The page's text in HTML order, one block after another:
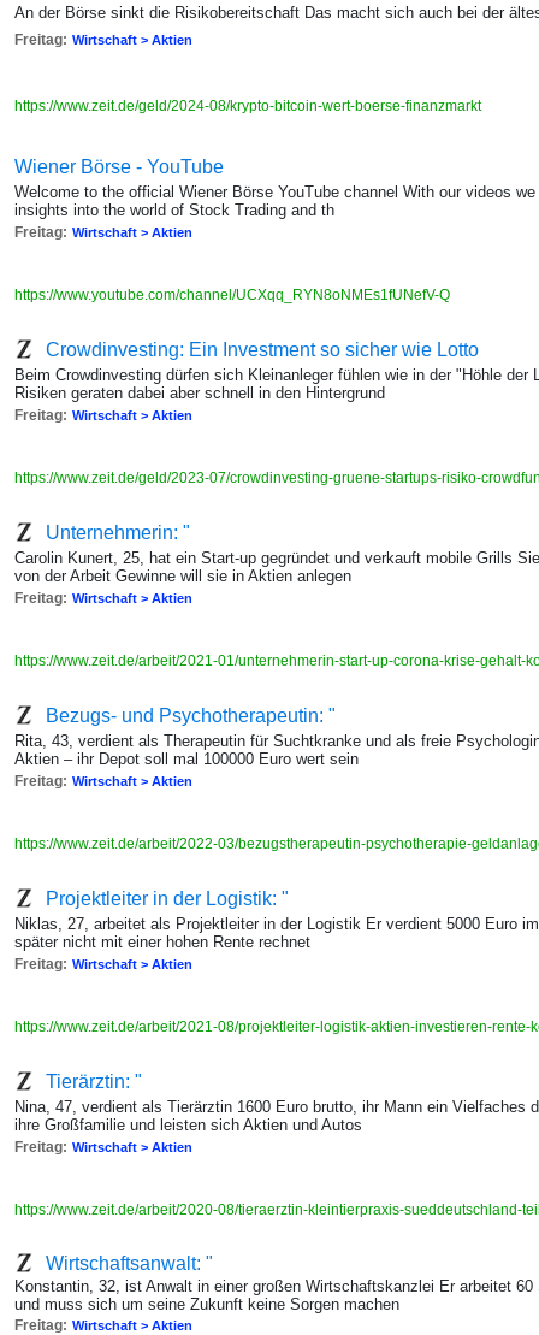
An der Börse sinkt die Risikobereitschaft Das macht sich auch bei der
Freitag: Wirtschaft > Aktien
https://www.zeit.de/geld/2024-08/krypto-bitcoin-wert-boerse-finanzmarkt
Wiener Börse - YouTube
Welcome to the official Wiener Börse YouTube channel With our videos
insights into the world of Stock Trading and th
Freitag: Wirtschaft > Aktien
https://www.youtube.com/channel/UCXqq_RYN8oNMEs1fUNefV-Q
Crowdinvesting: Ein Investment so sicher wie Lotto
Beim Crowdinvesting dürfen sich Kleinanleger fühlen wie in der "Höhle
Risiken geraten dabei aber schnell in den Hintergrund
Freitag: Wirtschaft > Aktien
https://www.zeit.de/geld/2023-07/crowdinvesting-gruene-startups-risiko-
Unternehmerin: "
Carolin Kunert, 25, hat ein Start-up gegründet und verkauft mobile Grills
von der Arbeit Gewinne will sie in Aktien anlegen
Freitag: Wirtschaft > Aktien
https://www.zeit.de/arbeit/2021-01/unternehmerin-start-up-corona-krise-gehalt-
Bezugs- und Psychotherapeutin: "
Rita, 43, verdient als Therapeutin für Suchtkranke und als freie
Aktien – ihr Depot soll mal 100000 Euro wert sein
Freitag: Wirtschaft > Aktien
https://www.zeit.de/arbeit/2022-03/bezugstherapeutin-psychotherapie-
Projektleiter in der Logistik: "
Niklas, 27, arbeitet als Projektleiter in der Logistik Er verdient 5000 Euro
später nicht mit einer hohen Rente rechnet
Freitag: Wirtschaft > Aktien
https://www.zeit.de/arbeit/2021-08/projektleiter-logistik-aktien-investieren-rente-
Tierärztin: "
Nina, 47, verdient als Tierärztin 1600 Euro brutto, ihr Mann ein Vielfaches
ihre Großfamilie und leisten sich Aktien und Autos
Freitag: Wirtschaft > Aktien
https://www.zeit.de/arbeit/2020-08/tieraerztin-kleintierpraxis-sueddeutschland-
Wirtschaftsanwalt: "
Konstantin, 32, ist Anwalt in einer großen Wirtschaftskanzlei Er arbeitet
und muss sich um seine Zukunft keine Sorgen machen
Freitag: Wirtschaft > Aktien